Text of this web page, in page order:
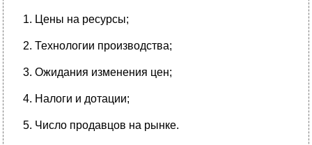
Цены на ресурсы;
Технологии производства;
Ожидания изменения цен;
Налоги и дотации;
Число продавцов на рынке.